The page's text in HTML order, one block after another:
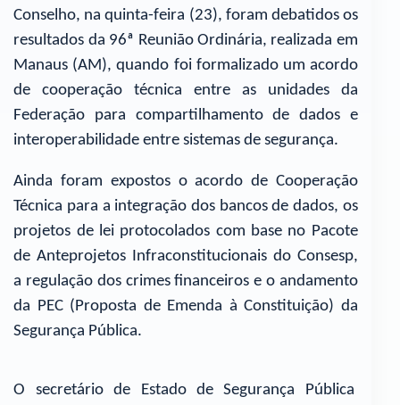
Conselho, na quinta-feira (23), foram debatidos os
resultados da 96ª Reunião Ordinária, realizada em
Manaus (AM), quando foi formalizado um acordo
de cooperação técnica entre as unidades da
Federação para compartilhamento de dados e
interoperabilidade entre sistemas de segurança.
Ainda foram expostos o acordo de Cooperação
Técnica para a integração dos bancos de dados, os
projetos de lei protocolados com base no Pacote
de Anteprojetos Infraconstitucionais do Consesp,
a regulação dos crimes financeiros e o andamento
da PEC (Proposta de Emenda à Constituição) da
Segurança Pública.
O secretário de Estado de Segurança Pública